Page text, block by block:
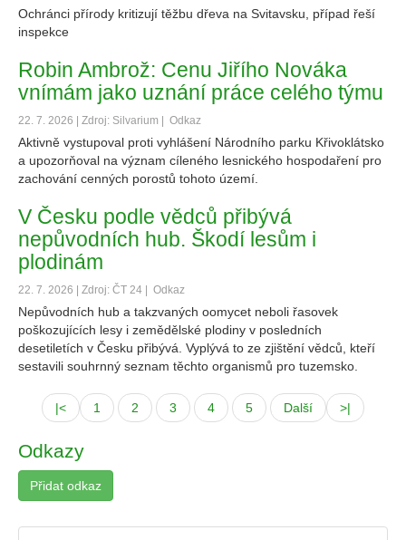
Ochránci přírody kritizují těžbu dřeva na Svitavsku, případ řeší
inspekce
Robin Ambrož: Cenu Jiřího Nováka
vnímám jako uznání práce celého týmu
22. 7. 2026 | Zdroj: Silvarium | Odkaz
Aktivně vystupoval proti vyhlášení Národního parku Křivoklátsko
a upozorňoval na význam cíleného lesnického hospodaření pro
zachování cenných porostů tohoto území.
V Česku podle vědců přibývá
nepůvodních hub. Škodí lesům i
plodinám
22. 7. 2026 | Zdroj: ČT 24 | Odkaz
Nepůvodních hub a takzvaných oomycet neboli řasovek
poškozujících lesy i zemědělské plodiny v posledních
desetiletích v Česku přibývá. Vyplývá to ze zjištění vědců, kteří
sestavili souhrnný seznam těchto organismů pro tuzemsko.
|< 1 2 3 4 5 Další >|
Odkazy
Přidat odkaz